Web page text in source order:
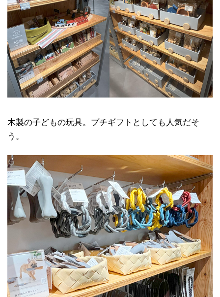
木製の子どもの玩具。プチギフトとしても人気だそ
う。